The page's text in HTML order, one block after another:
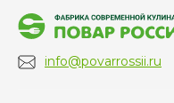
info@povarrossii.ru